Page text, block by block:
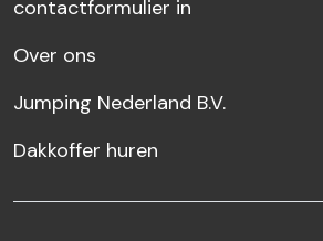
contactformulier in
Over ons
Jumping Nederland B.V.
Dakkoffer huren